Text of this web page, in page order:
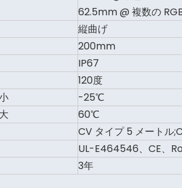
62.5mm @ 複数の
縦曲げ
200mm
IP67
120度
-25℃
60℃
CV タイプ 5 メートル
UL-E464546、CE、
3年